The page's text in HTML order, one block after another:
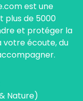
est une
plus de 5000
et protéger la
votre écoute, du
Nature)